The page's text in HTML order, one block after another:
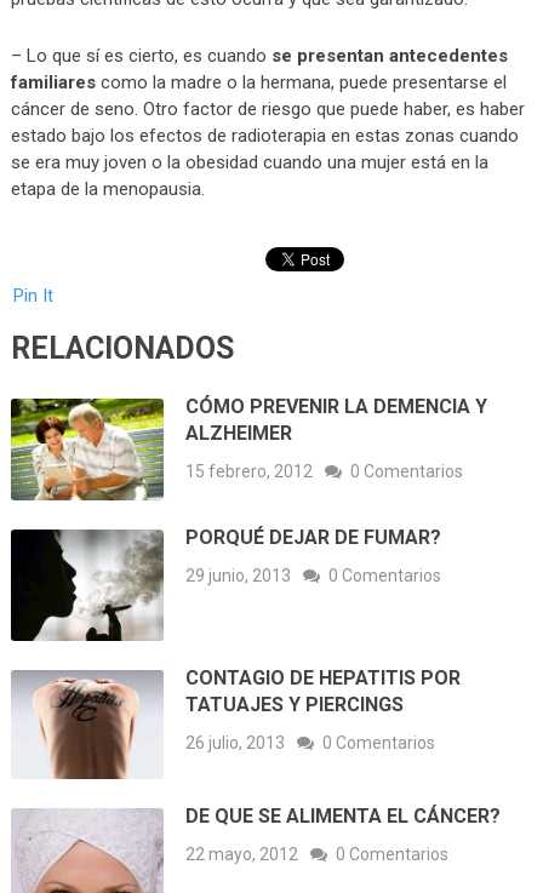
– Lo que sí es cierto, es cuando se presentan antecedentes
familiares como la madre o la hermana, puede presentarse el
cáncer de seno. Otro factor de riesgo que puede haber, es haber
estado bajo los efectos de radioterapia en estas zonas cuando
se era muy joven o la obesidad cuando una mujer está en la
etapa de la menopausia.
Pin It
RELACIONADOS
CÓMO PREVENIR LA DEMENCIA Y
ALZHEIMER
15 febrero, 2012 0 Comentarios
PORQUÉ DEJAR DE FUMAR?
29 junio, 2013 0 Comentarios
CONTAGIO DE HEPATITIS POR
TATUAJES Y PIERCINGS
26 julio, 2013 0 Comentarios
DE QUE SE ALIMENTA EL CÁNCER?
22 mayo, 2012 0 Comentarios